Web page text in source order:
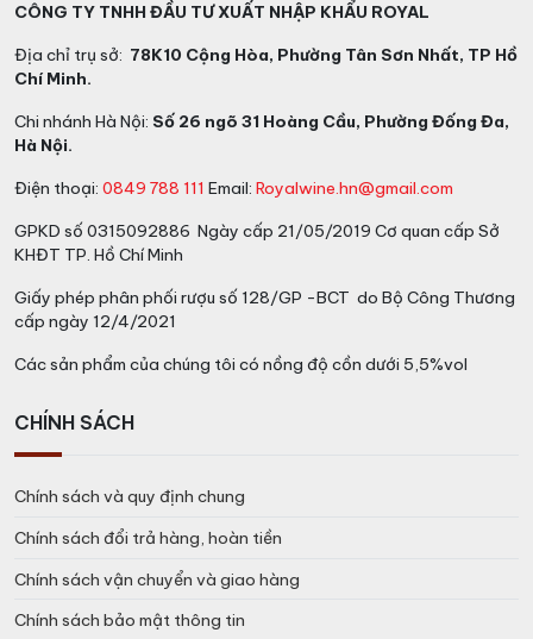
CÔNG TY TNHH ĐẦU TƯ XUẤT NHẬP KHẨU ROYAL
Địa chỉ trụ sở: 78K10 Cộng Hòa, Phường Tân Sơn Nhất, TP Hồ
Chí Minh.
Chi nhánh Hà Nội: Số 26 ngõ 31 Hoàng Cầu, Phường Đống Đa,
Hà Nội.
Điện thoại: 0849 788 111 Email: Royalwine.hn@gmail.com
GPKD số 0315092886 Ngày cấp 21/05/2019 Cơ quan cấp Sở
KHĐT TP. Hồ Chí Minh
Giấy phép phân phối rượu số 128/GP -BCT do Bộ Công Thương
cấp ngày 12/4/2021
Các sản phẩm của chúng tôi có nồng độ cồn dưới 5,5%vol
CHÍNH SÁCH
Chính sách và quy định chung
Chính sách đổi trả hàng, hoàn tiền
Chính sách vận chuyển và giao hàng
Chính sách bảo mật thông tin